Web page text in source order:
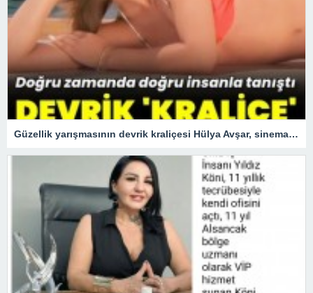
Güzellik yarışmasının devrik kraliçesi Hülya Avşar, sinemanın kraliçesi oldu.